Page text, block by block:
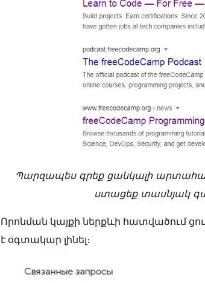
Պարզապես գրեք ցանկալի
ստացեք տասնյակ
Որոնման կայքի ներքևի հատվածում
է օգտակար լինել։